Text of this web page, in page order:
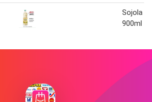
Sojola
900ml